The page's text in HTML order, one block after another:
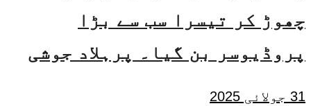
چھوڑ کر تیسرا سب سے بڑا
پروڈیوسر بن گیا۔ پرہلاد جوشی
31 جولائی 2025